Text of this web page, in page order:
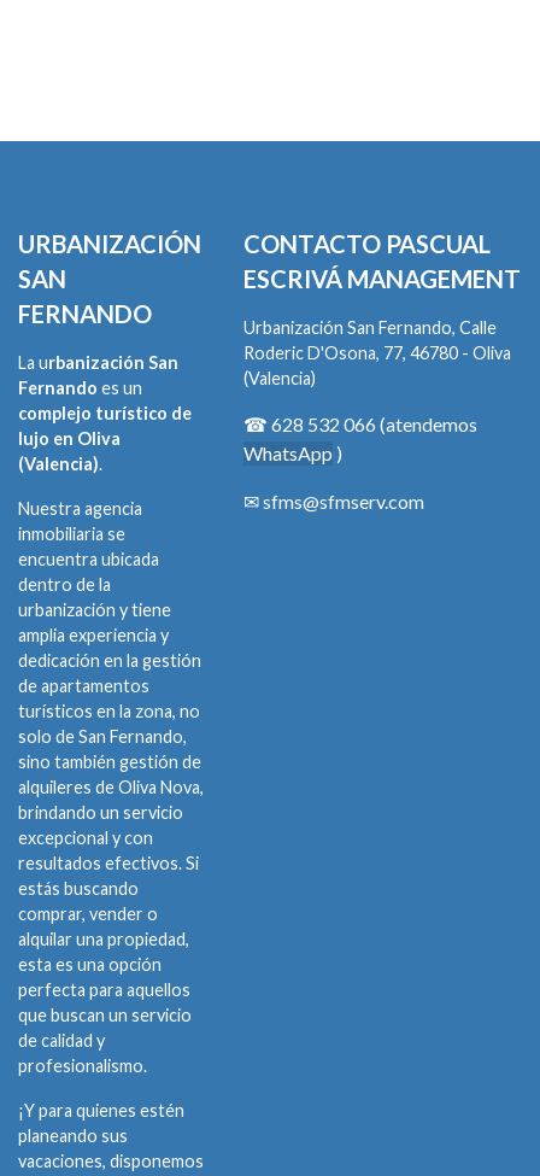
URBANIZACIÓN
SAN
FERNANDO
La urbanización San
Fernando es un
complejo turístico de
lujo en Oliva
(Valencia).
Nuestra agencia
inmobiliaria se
encuentra ubicada
dentro de la
urbanización y tiene
amplia experiencia y
dedicación en la gestión
de apartamentos
turísticos en la zona, no
solo de San Fernando,
sino también gestión de
alquileres de Oliva Nova,
brindando un servicio
excepcional y con
resultados efectivos. Si
estás buscando
comprar, vender o
alquilar una propiedad,
esta es una opción
perfecta para aquellos
que buscan un servicio
de calidad y
profesionalismo.
¡Y para quienes estén
planeando sus
vacaciones, disponemos
CONTACTO PASCUAL
ESCRIVÁ MANAGEMENT
Urbanización San Fernando, Calle
Roderic D'Osona, 77, 46780 - Oliva
(Valencia)
☎ 628 532 066 (atendemos
WhatsApp )
✉sfms@sfmserv.com